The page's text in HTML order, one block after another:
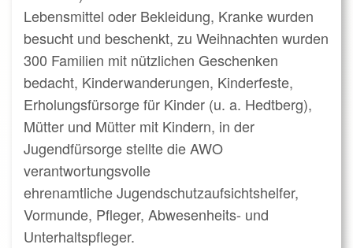
Lebensmittel oder Bekleidung, Kranke wurden
besucht und beschenkt, zu Weihnachten wurden
300 Familien mit nützlichen Geschenken
bedacht, Kinderwanderungen, Kinderfeste,
Erholungsfürsorge für Kinder (u. a. Hedtberg),
Mütter und Mütter mit Kindern, in der
Jugendfürsorge stellte die AWO
verantwortungsvolle
ehrenamtliche Jugendschutzaufsichtshelfer,
Vormunde, Pfleger, Abwesenheits- und
Unterhaltspfleger.